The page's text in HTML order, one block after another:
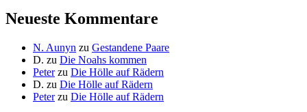
Neueste Kommentare
N. Aunyn zu Gestandene Paare
D. zu Die Noahs kommen
Peterzu Die Hölle auf Rädern
D. zu Die Hölle auf Rädern
Peterzu Die Hölle auf Rädern